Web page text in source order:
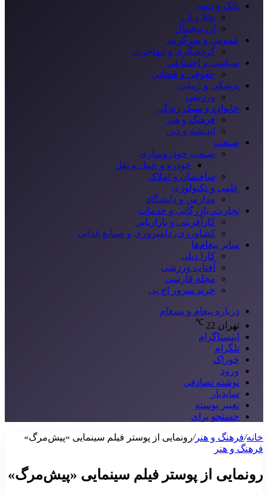
بانک و بیمه
طلا و ارز
ارزدیجیتال
عمومی و سرگرمی
گردشگری و مهاجرت
سیاسی و اجتماعی
حقوقی و قضایی
پزشکی و زیبایی
ورزشی
خانواده و سبک زندگی
فرهنگ و هنر
اندیشه و دین
صنعت
صنعت خودروسازی
خودرو و حمل و نقل
ساختمان و املاک
علمی و تکنولوژی
مدارس و دانشگاه
تجارت، بازرگانی و خدمات
کارآفرینی و بازاریابی
کشاورزی، دامپروری و صنایع غذایی
سایر پیغام‌ها
کارا دیلی
آفتاب ورزشی
مجله فارسی
خرید سرور اچ پی
درباره پیغام و پسغام
تهران 22
℃
اینستاگرام
تلگرام
خوراک
ورود
نوشته تصادفی
سایدبار
تغییر پوسته
جستجو برای
خانه/فرهنگ و هنر/رونمایی از پوستر فیلم سینمایی «پیش‌مرگ»
فرهنگ و هنر
رونمایی از پوستر فیلم سینمایی «پیش‌مرگ»